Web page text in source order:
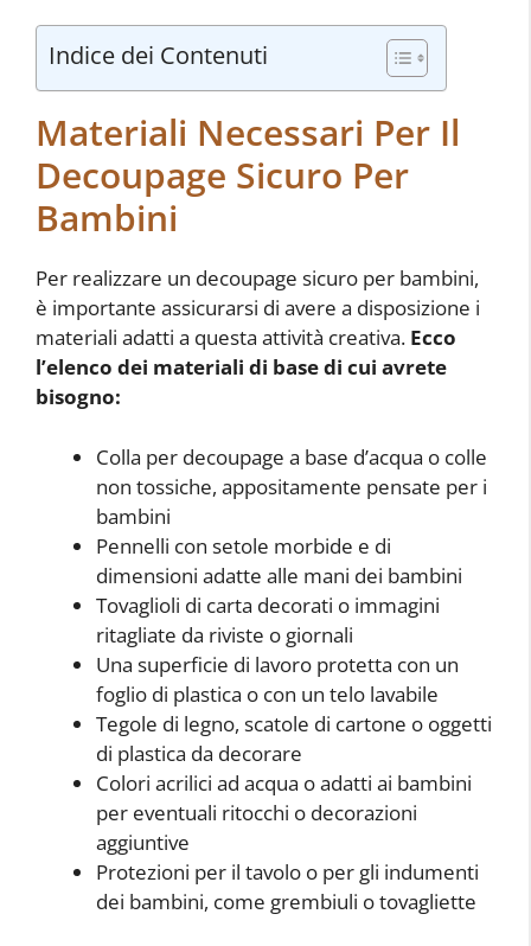
Indice dei Contenuti
Materiali Necessari Per Il
Decoupage Sicuro Per
Bambini
Per realizzare un decoupage sicuro per bambini,
è importante assicurarsi di avere a disposizione i
materiali adatti a questa attività creativa. Ecco
l’elenco dei materiali di base di cui avrete
bisogno:
Colla per decoupage a base d’acqua o colle
non tossiche, appositamente pensate per i
bambini
Pennelli con setole morbide e di
dimensioni adatte alle mani dei bambini
Tovaglioli di carta decorati o immagini
ritagliate da riviste o giornali
Una superficie di lavoro protetta con un
foglio di plastica o con un telo lavabile
Tegole di legno, scatole di cartone o oggetti
di plastica da decorare
Colori acrilici ad acqua o adatti ai bambini
per eventuali ritocchi o decorazioni
aggiuntive
Protezioni per il tavolo o per gli indumenti
dei bambini, come grembiuli o tovagliette